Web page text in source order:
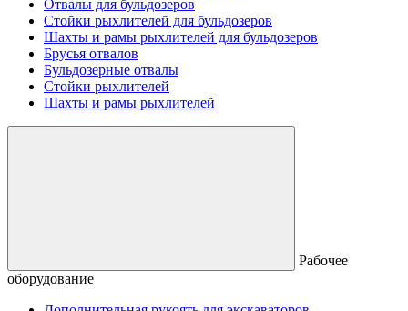
Отвалы для бульдозеров
Стойки рыхлителей для бульдозеров
Шахты и рамы рыхлителей для бульдозеров
Брусья отвалов
Бульдозерные отвалы
Стойки рыхлителей
Шахты и рамы рыхлителей
Рабочее
оборудование